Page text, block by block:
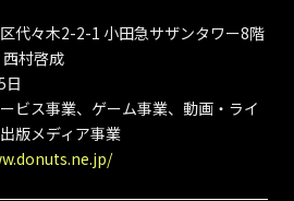
木2-2-1 小田急サザンタワー8階
村啓成
ス事業、ゲーム事業、動画・ライ
版メディア事業